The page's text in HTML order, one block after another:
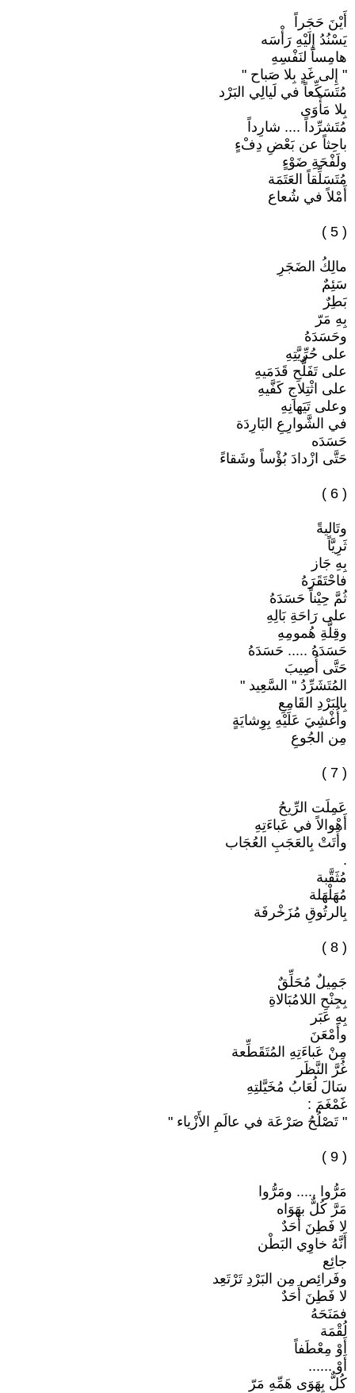
أَيْنَ حَجَراً
يَسْنُدُ إِلَيْهِ رَأْسَه
هامِساً لنَفْسِهِ
" إِلى غَدٍ بِلا صَباح "
مُتَسَكِّعاً في لَيالِي البَرْد
بِلا مَأْوَى
مُتَشرِّداً .... شارِداً
باحِثاً عن بَعْضِ دِفْءٍ
ولَفْحَةِ ضَوْءٍ
مُتَسَلِّقاً العَتَمَة
أَمْلاً في شُعاع
( 5 )
مالِكُ الضَجَرِ
سَئِمٌ
بَطِرٌ
بِهِ مَرّ
وحَسَدَهُ
على حُرِّيَّتِهِ
على تَفَلُّحِ قَدَمَيهِ
على اثْتِلاجِ كَفَّيهِ
وعلى تَيَهانِهِ
في الشَّوارِعِ البَارِدَة
حَسَدَه
حَتَّى ازْدادَ بُؤْساً وشَقاءً
( 6 )
وتَاليةً
ثَرِيَّاً
بِهِ جَاز
فاحْتَقَرَهُ
ثُمَّ حِيْناً حَسَدَهُ
على رَاحَةِ بَالِهِ
وقِلَّةِ هُمومِهِ
حَسَدَهُ ..... حَسَدَهُ
حَتَّى أُصِيبَ
المُتَشَرِّدُ " السَّعِيد "
بِالبَرْدِ القَامِعِ
وأُغْشِيَ عَلَيْهِ بِوِشايَةٍ
مِن الجُوعِ
( 7 )
عَمِلَت الرِّيحُ
أَهْوالاً في عَباءَتِهِ
وأَتَتْ بِالعَجَبِ العُجَاب
.
مُثَقَّبة
مُهَلْهَلة
بِالرتُوقِ مُزَخْرفَة
( 8 )
جَمِيلٌ مُحَلِّقٌ
بِجِنْحِ اللامُبَالاةِ
بِهِ عَبَر
وأَمْعَنَ
مِنْ عَباءَتِهِ المُتَقَطِّعة
غُرَّ النَّظَر
سَالَ لُعَابُ مُخَيَّلتِهِ
غَمْغَمَ :
" تَصْلُحُ صَرْعَة في عالَمِ الأَزْياء "
( 9 )
مَرُّوا ..... ومَرُّوا
مَرَّ كُلٌّ بهَوَاه
لا فَطِنَ أَحَدٌ
أَنَّهُ خاوِي البَطْن
جائِع
وفَرائِص مِن البَرْدِ تَرْتَعِد
لا فَطِنَ أَحَدٌ
فمَنَحَهُ
لُقْمَة
أَوْ مِعْطَفاً
أَوْ ......
كُلٌّ بِهَوَى هَمِّهِ مَرّ